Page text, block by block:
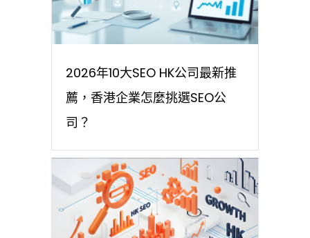
2026年10大SEO HK公司最新推
薦，香港企業怎麼挑選SEO公
司？